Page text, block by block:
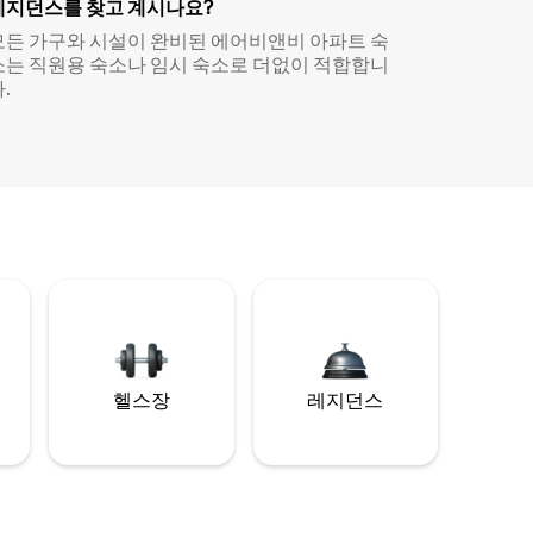
지던스를 찾고 계시나요?
든 가구와 시설이 완비된 에어비앤비 아파트 숙
는 직원용 숙소나 임시 숙소로 더없이 적합합니
.
헬스장 레지던스